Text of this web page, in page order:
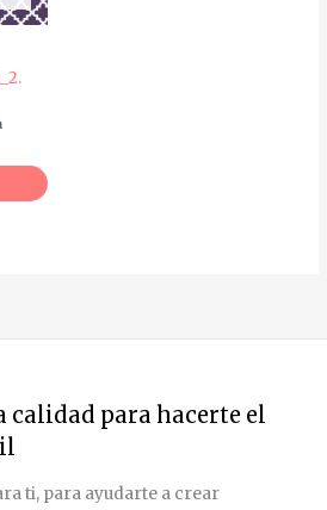
calidad para hacerte el
ti, para ayudarte a crear